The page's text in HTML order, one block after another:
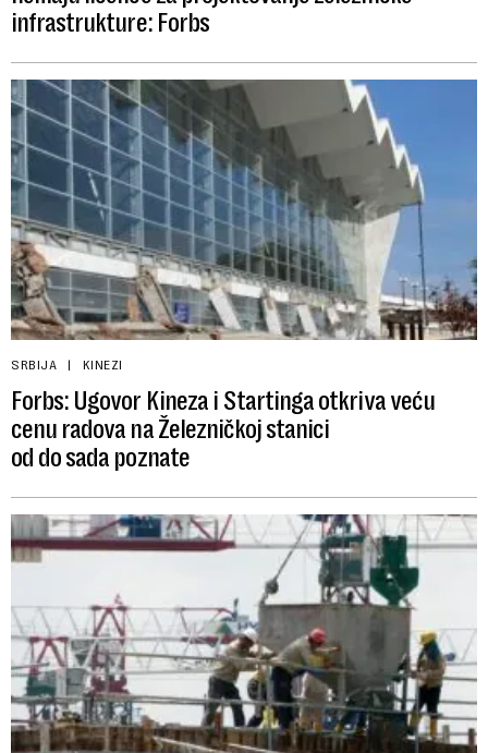
infrastrukture: Forbs
SRBIJA KINEZI
Forbs: Ugovor Kineza i Startinga otkriva veću
cenu radova na Železničkoj stanici
od do sada poznate